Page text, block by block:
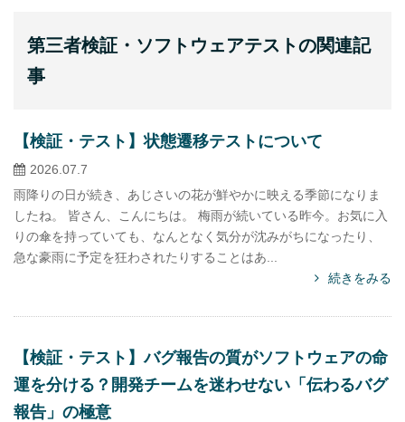
第三者検証・ソフトウェアテストの関連記
事
【検証・テスト】状態遷移テストについて
2026.07.7
雨降りの日が続き、あじさいの花が鮮やかに映える季節になりま
したね。 皆さん、こんにちは。 梅雨が続いている昨今。お気に入
りの傘を持っていても、なんとなく気分が沈みがちになったり、
急な豪雨に予定を狂わされたりすることはあ...
続きをみる
【検証・テスト】バグ報告の質がソフトウェアの命
運を分ける？開発チームを迷わせない「伝わるバグ
報告」の極意